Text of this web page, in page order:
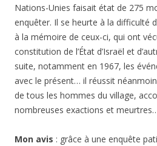
Nations-Unies faisait état de 275
enquêter. Il se heurte à la difficulté
à la mémoire de ceux-ci, qui ont
constitution de l’État d’Israël et
suite, notamment en 1967, les
avec le présent… il réussit
de tous les hommes du village,
nombreuses exactions et
Mon avis : grâce à une enquête